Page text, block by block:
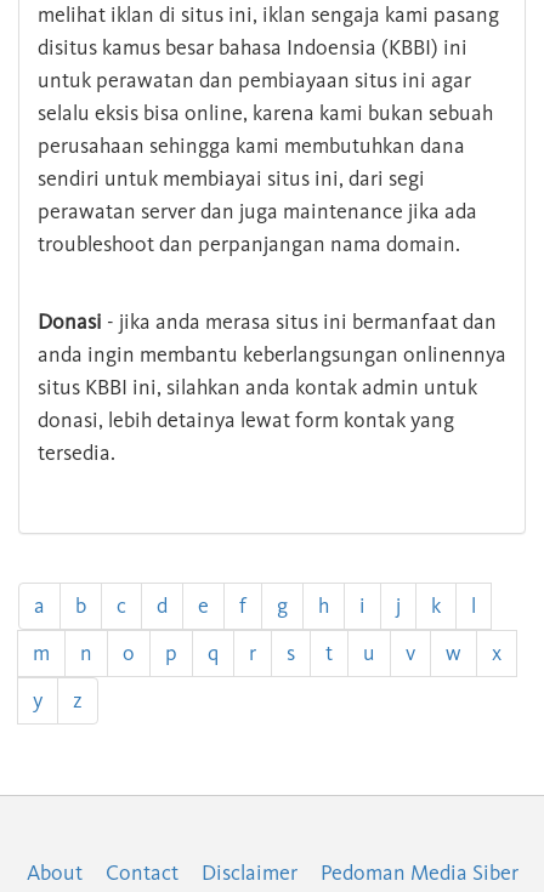
melihat iklan di situs ini, iklan sengaja kami pasang
disitus kamus besar bahasa Indoensia (KBBI) ini
untuk perawatan dan pembiayaan situs ini agar
selalu eksis bisa online, karena kami bukan sebuah
perusahaan sehingga kami membutuhkan dana
sendiri untuk membiayai situs ini, dari segi
perawatan server dan juga maintenance jika ada
troubleshoot dan perpanjangan nama domain.
Donasi - jika anda merasa situs ini bermanfaat dan
anda ingin membantu keberlangsungan onlinennya
situs KBBI ini, silahkan anda kontak admin untuk
donasi, lebih detainya lewat form kontak yang
tersedia.
a b c d e f g h i j k
l
m
n o p q r s t u v w
x
y
z
About Contact Disclaimer Pedoman Media Siber